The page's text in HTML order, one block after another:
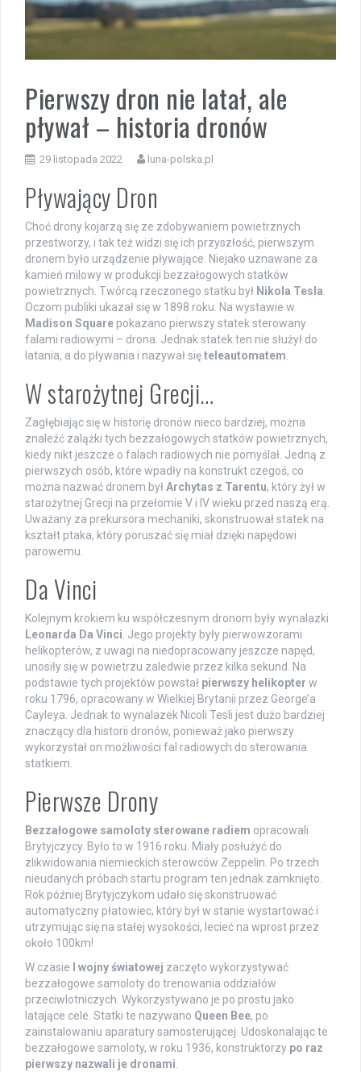
Pierwszy dron nie latał, ale
pływał – historia dronów
29 listopada 2022 luna-polska.pl
Pływający Dron
Choć drony kojarzą się ze zdobywaniem powietrznych
przestworzy, i tak też widzi się ich przyszłość, pierwszym
dronem było urządzenie pływające. Niejako uznawane za
kamień milowy w produkcji bezzałogowych statków
powietrznych. Twórcą rzeczonego statku był Nikola Tesla
Oczom publiki ukazał się w 1898 roku. Na wystawie w
Madison Square pokazano pierwszy statek sterowany
falami radiowymi – drona. Jednak statek ten nie służył do
latania, a do pływania i nazywał sięteleautomatem
W starożytnej Grecji…
Zagłębiając się w historię dronów nieco bardziej, można
znaleźć zalążki tych bezzałogowych statków powietrznych,
kiedy nikt jeszcze o falach radiowych nie pomyślał. Jedną z
pierwszych osób, które wpadły na konstrukt czegoś, co
można nazwać dronem byłArchytas z Tarentu, który żył w
starożytnej Grecji na przełomie V i IV wieku przed naszą erą.
Uważany za prekursora mechaniki, skonstruował statek na
kształt ptaka, który poruszać się miał dzięki napędowi
parowemu.
Da Vinci
Kolejnym krokiem ku współczesnym dronom były wynalazki
Leonarda Da Vinci . Jego projekty były pierwowzorami
helikopterów, z uwagi na niedopracowany jeszcze napęd,
unosiły się w powietrzu zaledwie przez kilka sekund. Na
podstawie tych projektów powstał pierwszy helikopter w
roku 1796, opracowany w Wielkiej Brytanii przez George’a
Cayleya. Jednak to wynalazek Nicoli Tesli jest dużo bardziej
znaczący dla historii dronów, ponieważ jako pierwszy
wykorzystał on możliwości fal radiowych do sterowania
statkiem.
Pierwsze Drony
Bezzałogowe samoloty sterowane radiem opracowali
Brytyjczycy. Było to w 1916 roku. Miały posłużyć do
zlikwidowania niemieckich sterowców Zeppelin. Po trzech
nieudanych próbach startu program ten jednak zamknięto.
Rok później Brytyjczykom udało się skonstruować
automatyczny płatowiec, który był w stanie wystartować i
utrzymując się na stałej wysokości, lecieć na wprost przez
około 100km!
W czasie I wojny światowej zaczęto wykorzystywać
bezzałogowe samoloty do trenowania oddziałów
przeciwlotniczych. Wykorzystywano je po prostu jako
latające cele. Statki te nazywano Queen Bee, po
zainstalowaniu aparatury samosterującej. Udoskonalając te
bezzałogowe samoloty, w roku 1936, konstruktorzy po raz
pierwszy nazwali je dronami